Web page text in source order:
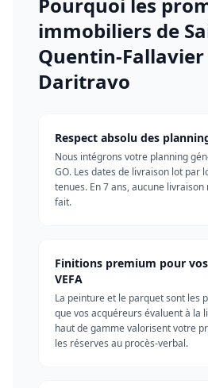
Pourquoi les
immobiliers de
Quentin-Fallavier
Daritravo
Respect absolu des
Nous intégrons votre planning
GO. Les dates de livraison lot par
tenues. En 7 ans, aucune
fait.
Finitions premium pour
VEFA
La peinture et le parquet sont les
que vos acquéreurs évaluent à la
haut de gamme valorisent votre
les réserves au procès-verbal.